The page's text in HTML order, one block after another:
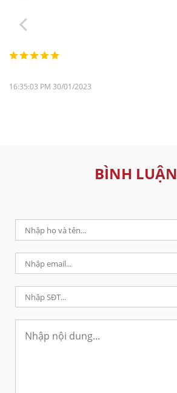
16:35:03 PM 30/01/2023
BÌNH LUẬN